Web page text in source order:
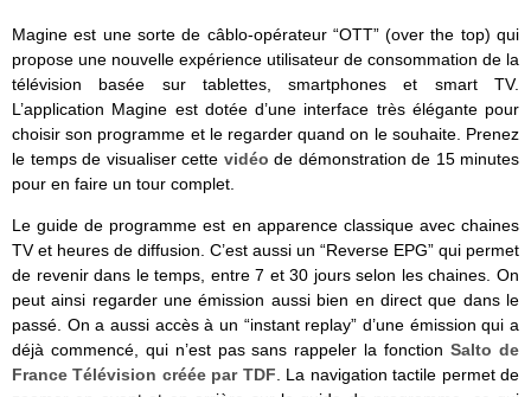
Magine est une sorte de câblo-opérateur “OTT” (over the top) qui
propose une nouvelle expérience utilisateur de consommation de la
télévision basée sur tablettes, smartphones et smart TV.
L’application Magine est dotée d’une interface très élégante pour
choisir son programme et le regarder quand on le souhaite. Prenez
le temps de visualiser cette vidéo de démonstration de 15 minutes
pour en faire un tour complet.
Le guide de programme est en apparence classique avec chaines
TV et heures de diffusion. C’est aussi un “Reverse EPG” qui permet
de revenir dans le temps, entre 7 et 30 jours selon les chaines. On
peut ainsi regarder une émission aussi bien en direct que dans le
passé. On a aussi accès à un “instant replay” d’une émission qui a
déjà commencé, qui n’est pas sans rappeler la fonctionSalto de
France Télévision créée par TDF . La navigation tactile permet de